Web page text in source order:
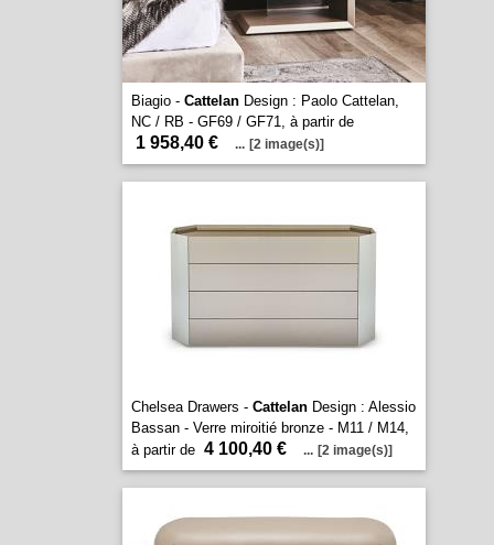
Biagio - CattelanDesign : Paolo Cattelan,
NC / RB - GF69 / GF71, à partir de
1 958,40 € ... [2 image(s)]
Chelsea Drawers - CattelanDesign : Alessio
Bassan - Verre miroitié bronze - M11 / M14,
à partir de 4 100,40 € ... [2 image(s)]